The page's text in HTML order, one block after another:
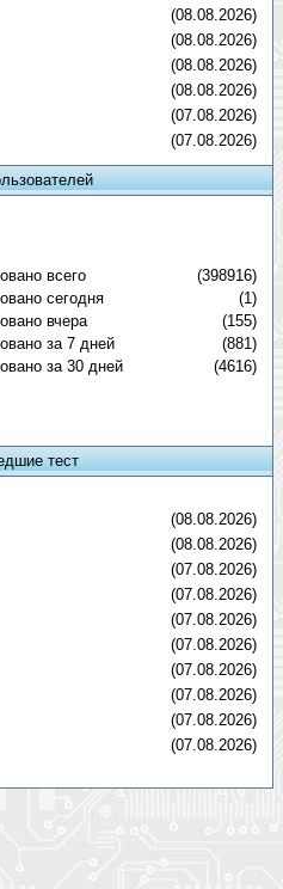
(08.08.2026)
(08.08.2026)
(08.08.2026)
(08.08.2026)
(07.08.2026)
(07.08.2026)
всего
(398916)
сегодня
(1)
вчера
(155)
за 7 дней
(881)
за 30 дней
(4616)
тест
(08.08.2026)
(08.08.2026)
(07.08.2026)
(07.08.2026)
(07.08.2026)
(07.08.2026)
(07.08.2026)
(07.08.2026)
(07.08.2026)
(07.08.2026)